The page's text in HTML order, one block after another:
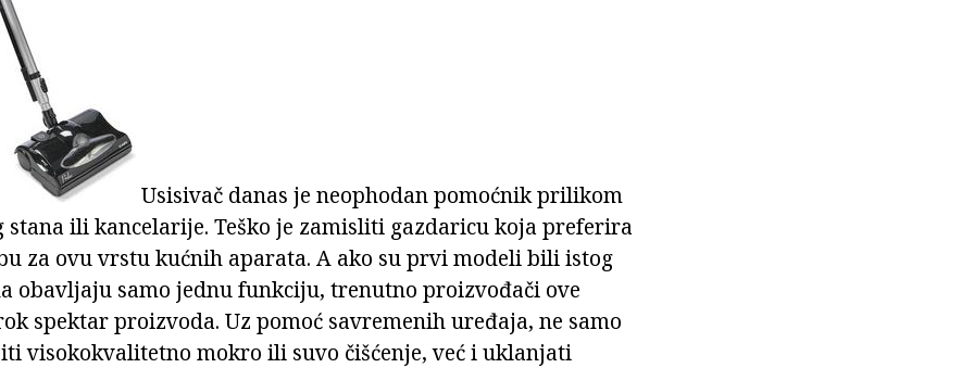
Usisivač danas je neophodan pomoćnik prilikom
stana ili kancelarije. Teško je zamisliti gazdaricu koja preferira
za ovu vrstu kućnih aparata. A ako su prvi modeli bili istog
obavljaju samo jednu funkciju, trenutno proizvođači ove
spektar proizvoda. Uz pomoć savremenih uređaja, ne samo
visokokvalitetno mokro ili suvo čišćenje, već i uklanjati